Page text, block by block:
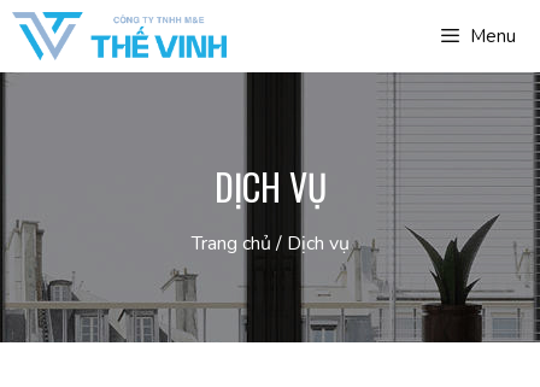
Menu
DỊCH VỤ
Trang chủ/ Dịch vụ